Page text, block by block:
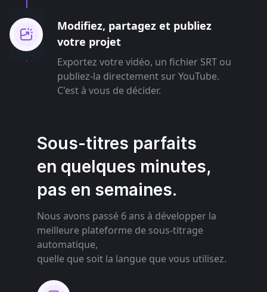
Modifiez, partagez et publiez
votre projet
Exportez votre vidéo, un fichier SRT ou
publiez-la directement sur YouTube.
C'est à vous de décider.
Sous-titres parfaits
en quelques minutes,
pas en semaines.
Nous avons passé 6 ans à développer la
meilleure plateforme de sous-titrage
automatique,
quelle que soit la langue que vous utilisez.